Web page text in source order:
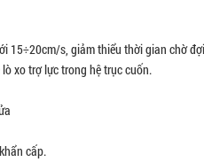
15÷20cm/s, giảm thiểu thời gian chờ
xo trợ lực trong hệ trục cuốn.
cấp.